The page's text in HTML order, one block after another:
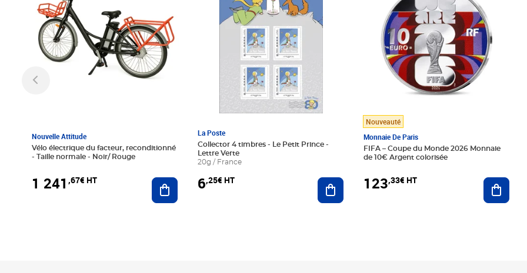
Nouvelle Attitude
Vélo électrique du facteur, reconditionné
- Taille normale - Noir/ Rouge
1 241 ,67€ HT Ajouter au panier
La Poste
Collector 4 timbres - Le Petit Prince -
Lettre Verte
20g / France
6,25€ HT Ajouter au panier
Nouveauté
Monnaie De Paris
FIFA – Coupe du Monde 2026 Monnaie
de 10€ Argent colorisée
123,33€ HT